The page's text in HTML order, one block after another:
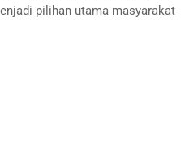
pilihan utama masyarakat